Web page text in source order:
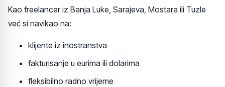
Kao freelancer iz Banja Luke, Sarajeva, Mostara ili Tuzle
već si navikao na:
klijente iz inostranstva
fakturisanje u eurima ili dolarima
fleksibilno radno vrijeme